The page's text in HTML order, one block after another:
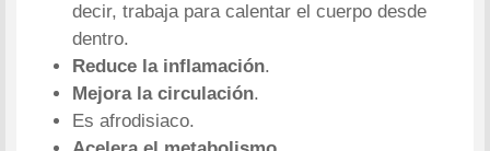
decir, trabaja para calentar el cuerpo desde
dentro.
Reduce la inflamación.
Mejora la circulación.
Es afrodisiaco.